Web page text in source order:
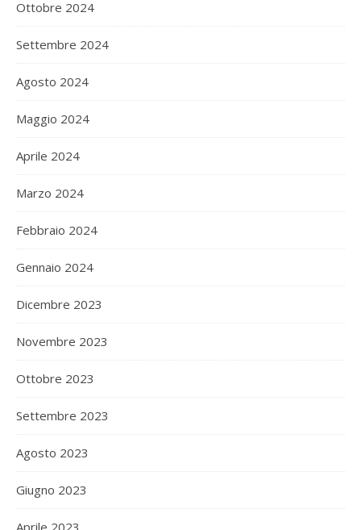
Ottobre 2024
Settembre 2024
Agosto 2024
Maggio 2024
Aprile 2024
Marzo 2024
Febbraio 2024
Gennaio 2024
Dicembre 2023
Novembre 2023
Ottobre 2023
Settembre 2023
Agosto 2023
Giugno 2023
Aprile 2023